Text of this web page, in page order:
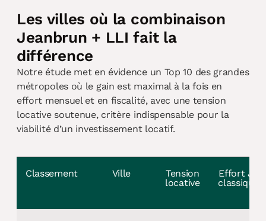
Les villes où la combinaison
Jeanbrun + LLI fait la
différence
Notre étude met en évidence un Top 10 des grandes
métropoles où le gain est maximal à la fois en
effort mensuel et en fiscalité, avec une tension
locative soutenue, critère indispensable pour la
viabilité d’un investissement locatif.
Classement Ville
Tension
locative
Effort JB
classique